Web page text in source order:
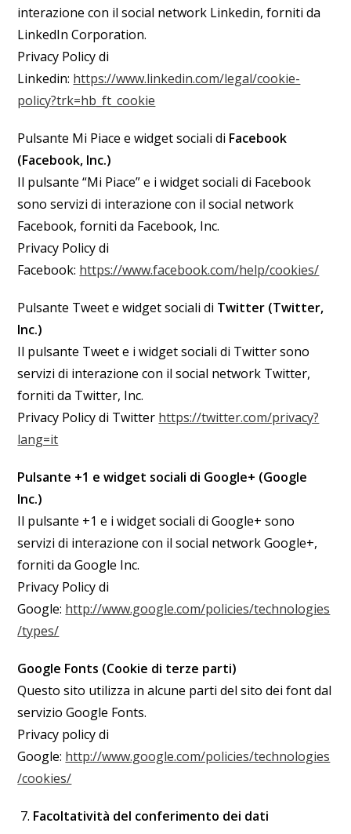
interazione con il social network Linkedin, forniti da
LinkedIn Corporation.
Privacy Policy di
Linkedin: https://www.linkedin.com/legal/cookie-
policy?trk=hb_ft_cookie
Pulsante Mi Piace e widget sociali di Facebook
(Facebook, Inc.)
Il pulsante “Mi Piace” e i widget sociali di Facebook
sono servizi di interazione con il social network
Facebook, forniti da Facebook, Inc.
Privacy Policy di
Facebook: https://www.facebook.com/help/cookies/
Pulsante Tweet e widget sociali di Twitter (Twitter,
Inc.)
Il pulsante Tweet e i widget sociali di Twitter sono
servizi di interazione con il social network Twitter,
forniti da Twitter, Inc.
Privacy Policy di Twitter https://twitter.com/privacy?
lang=it
Pulsante +1 e widget sociali di Google+ (Google
Inc.)
Il pulsante +1 e i widget sociali di Google+ sono
servizi di interazione con il social network Google+,
forniti da Google Inc.
Privacy Policy di
Google: http://www.google.com/policies/technologies
/types/
Google Fonts (Cookie di terze parti)
Questo sito utilizza in alcune parti del sito dei font dal
servizio Google Fonts.
Privacy policy di
Google: http://www.google.com/policies/technologies
/cookies/
Facoltatività del conferimento dei dati